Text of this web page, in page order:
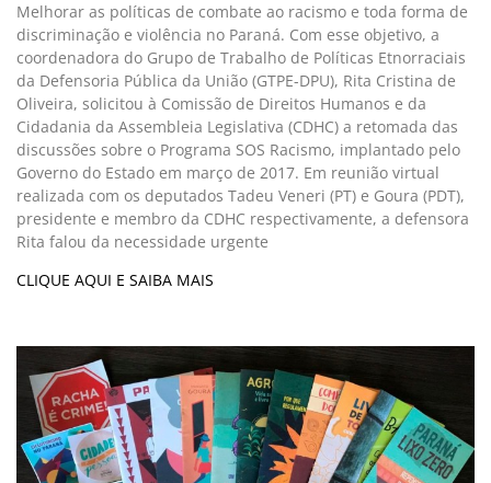
Melhorar as políticas de combate ao racismo e toda forma de
discriminação e violência no Paraná. Com esse objetivo, a
coordenadora do Grupo de Trabalho de Políticas Etnorraciais
da Defensoria Pública da União (GTPE-DPU), Rita Cristina de
Oliveira, solicitou à Comissão de Direitos Humanos e da
Cidadania da Assembleia Legislativa (CDHC) a retomada das
discussões sobre o Programa SOS Racismo, implantado pelo
Governo do Estado em março de 2017. Em reunião virtual
realizada com os deputados Tadeu Veneri (PT) e Goura (PDT),
presidente e membro da CDHC respectivamente, a defensora
Rita falou da necessidade urgente
CLIQUE AQUI E SAIBA MAIS